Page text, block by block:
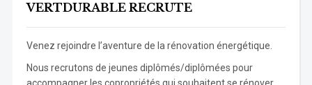
VERTDURABLE RECRUTE
Venez rejoindre l’aventure de la rénovation énergétique.
Nous recrutons de jeunes diplômés/diplômées pour